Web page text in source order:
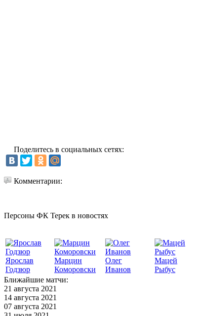
Поделитесь в социальных сетях:
Комментарии:
Персоны ФК Терек в новостях
Ярослав
Годзюр
Марцин
Коморовски
Олег
Иванов
Мацей
Рыбус
Ближайшие матчи:
21 августа 2021
14 августа 2021
07 августа 2021